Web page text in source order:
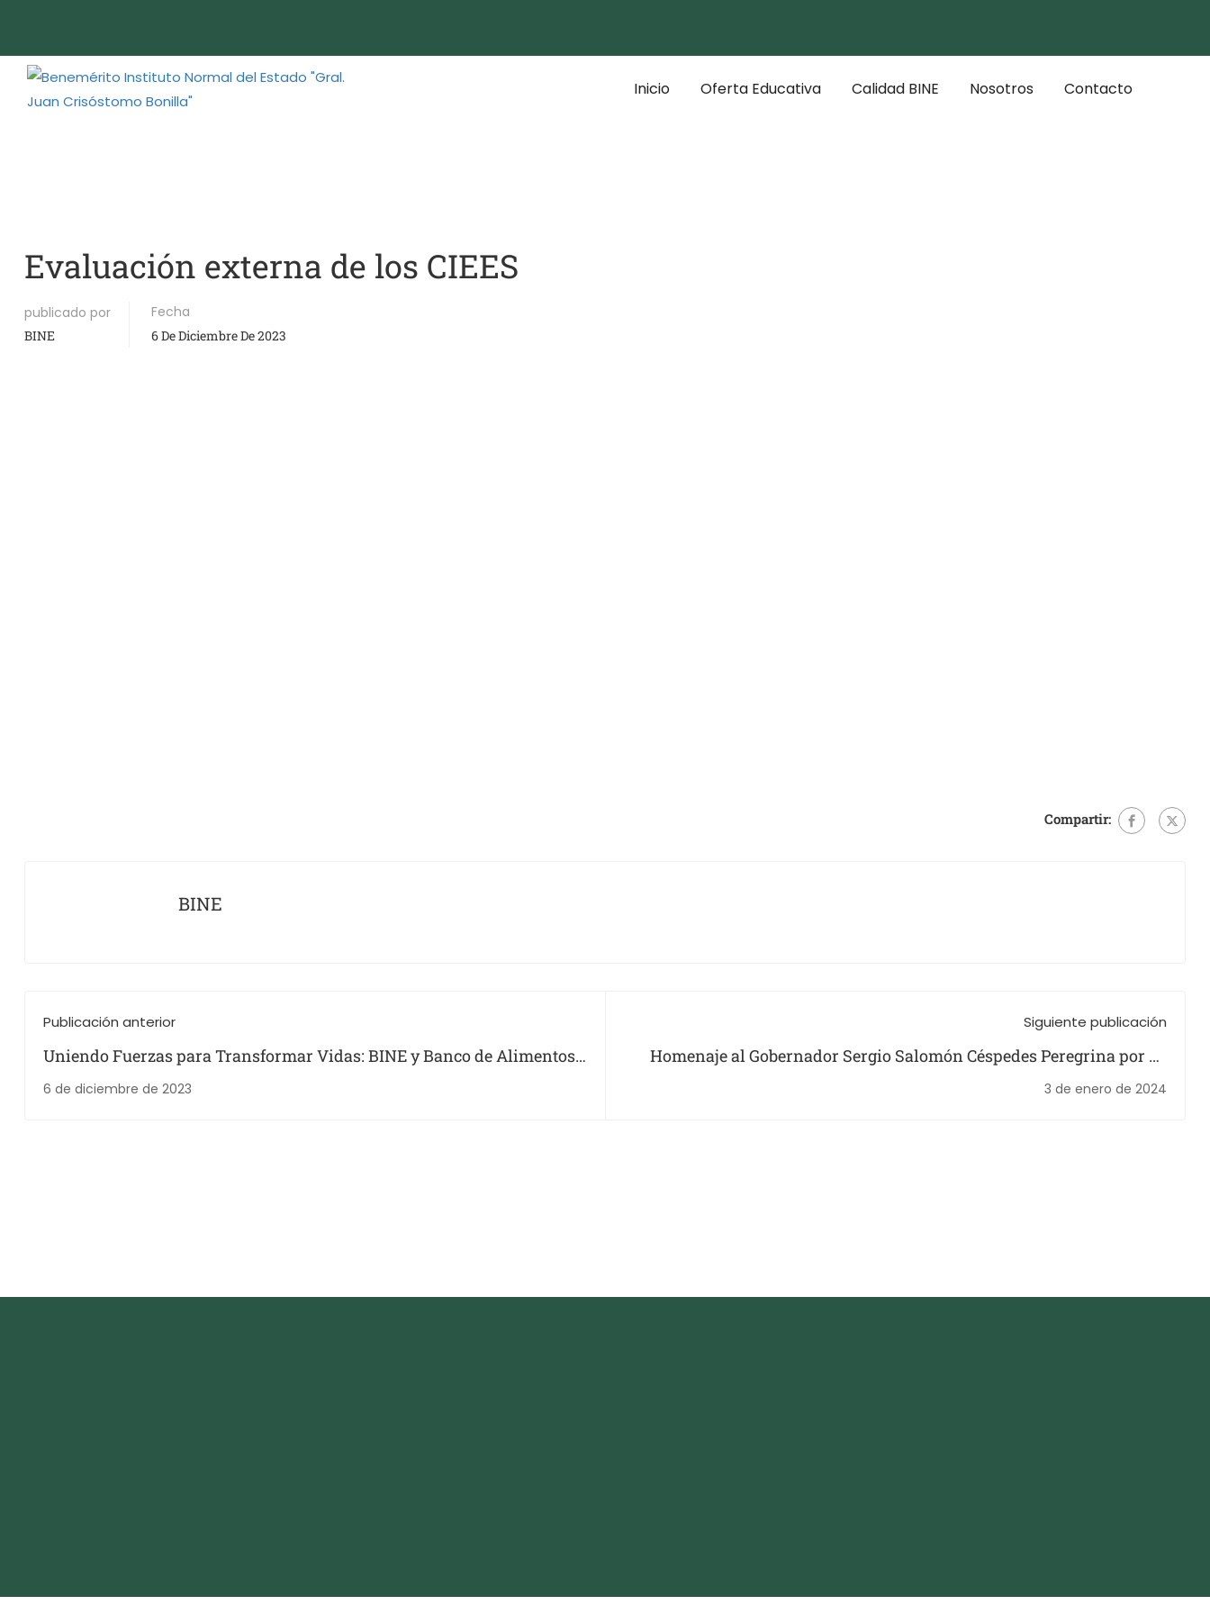
Inicio Oferta Educativa Calidad BINE Nosotros Contacto
Evaluación externa de los CIEES
publicado por
BINE
Fecha
6 De Diciembre De 2023
Compartir:
BINE
Publicación anterior
Uniendo Fuerzas para Transformar Vidas: BINE y Banco de Alimentos
Cáritas, Puebla, se unen en Campaña de Solidaridad Alimentaria
6 de diciembre de 2023
Siguiente publicación
Homenaje al Gobernador Sergio Salomón Céspedes Peregrina por su
Compromiso Educativo.
3 de enero de 2024